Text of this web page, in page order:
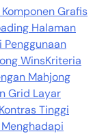
Grafis
Halaman
Penggunaan
WinsKriteria
Mahjong
Grid Layar
Tinggi